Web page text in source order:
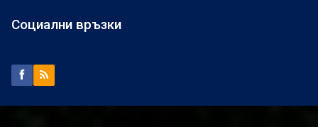
Социални връзки